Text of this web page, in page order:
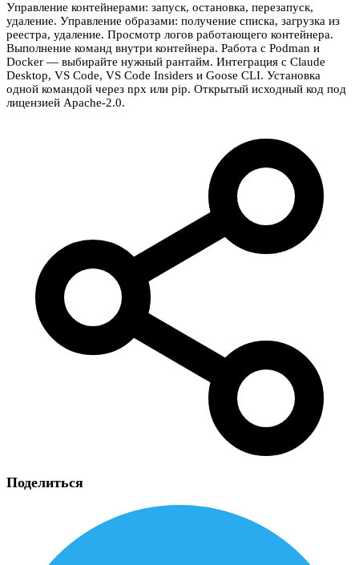
Управление контейнерами: запуск, остановка, перезапуск,
удаление. Управление образами: получение списка, загрузка из
реестра, удаление. Просмотр логов работающего контейнера.
Выполнение команд внутри контейнера. Работа с Podman и
Docker — выбирайте нужный рантайм. Интеграция с Claude
Desktop, VS Code, VS Code Insiders и Goose CLI. Установка
одной командой через npx или pip. Открытый исходный код под
лицензией Apache-2.0.
Поделиться